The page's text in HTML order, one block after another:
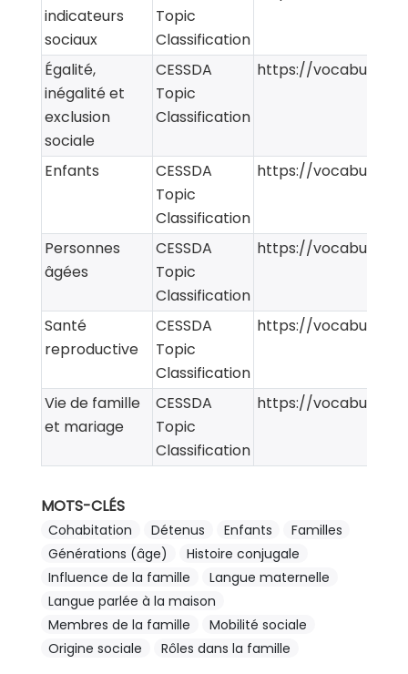
indicateurs
sociaux
Topic
Classification
Égalité,
inégalité et
exclusion
sociale
CESSDA
Topic
Classification
https://
Enfants
CESSDA
Topic
Classification
https://
Personnes
âgées
CESSDA
Topic
Classification
https://
Santé
reproductive
CESSDA
Topic
Classification
https://
Vie de famille
et mariage
CESSDA
Topic
Classification
https://
MOTS-CLÉS
Cohabitation Détenus Enfants
Familles
Générations (âge)
Histoire conjugale
Influence de la famille
Langue maternelle
Langue parlée à la maison
Membres de la famille
Mobilité sociale
Origine sociale
Rôles dans la famille